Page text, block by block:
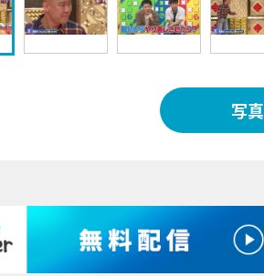
写